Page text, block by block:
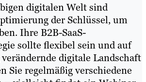
digitalen Welt sind
der Schlüssel, um
Ihre B2B-SaaS-
sollte flexibel sein und auf
digitale Landschaft
Sie regelmäßig verschiedene